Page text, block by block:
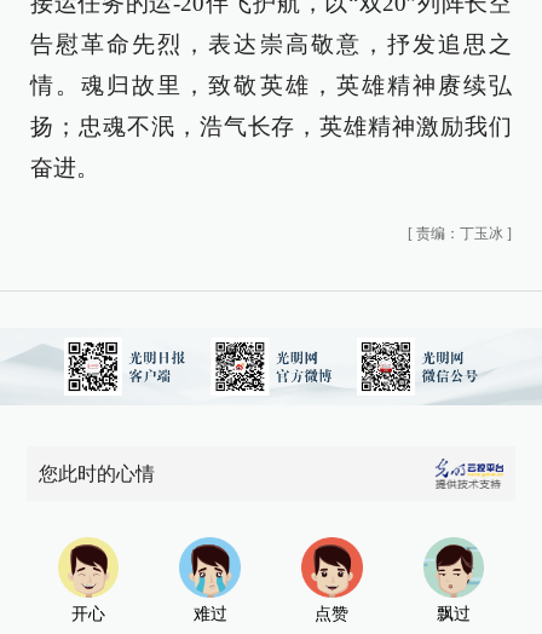
告慰革命先烈，表达崇高敬意，抒发追思之
情。魂归故里，致敬英雄，英雄精神赓续弘
扬；忠魂不泯，浩气长存，英雄精神激励我们
奋进。
[ 责编：丁玉冰 ]
您此时的心情
开心 难过 点赞 飘过